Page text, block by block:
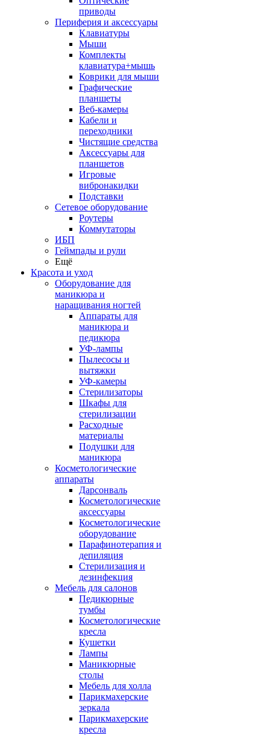
приводы
Периферия и аксессуары
Клавиатуры
Мыши
Комплекты
клавиатура+мышь
Коврики для мыши
Графические
планшеты
Веб-камеры
Кабели и
переходники
Чистящие средства
Аксессуары для
планшетов
Игровые
вибронакидки
Подставки
Сетевое оборудование
Роутеры
Коммутаторы
ИБП
Геймпады и рули
Ещё
Красота и уход
Оборудование для
маникюра и
наращивания ногтей
Аппараты для
маникюра и
педикюра
УФ-лампы
Пылесосы и
вытяжки
УФ-камеры
Стерилизаторы
Шкафы для
стерилизации
Расходные
материалы
Подушки для
маникюра
Косметологические
аппараты
Дарсонваль
Косметологические
аксессуары
Косметологические
оборудование
Парафинотерапия и
депиляция
Стерилизация и
дезинфекция
Мебель для салонов
Педикюрные
тумбы
Косметологические
кресла
Кушетки
Лампы
Маникюрные
столы
Мебель для холла
Парикмахерские
зеркала
Парикмахерские
кресла